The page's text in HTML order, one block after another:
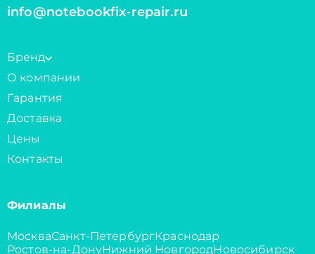
info@notebookfix-repair.ru
Бренд
О компании
Гарантия
Доставка
Цены
Контакты
Филиалы
МоскваСанкт-ПетербургКраснодар
Ростов-на-ДонуНижний НовгородНовосибирск